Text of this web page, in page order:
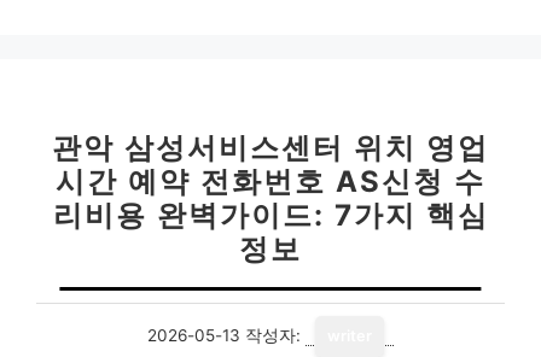
관악 삼성서비스센터 위치 영업
시간 예약 전화번호 AS신청 수
리비용 완벽가이드: 7가지 핵심
정보
2026-05-13 작성자: